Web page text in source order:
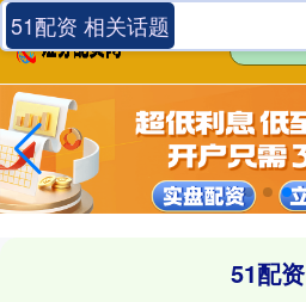
51配资
51配资 相关话题